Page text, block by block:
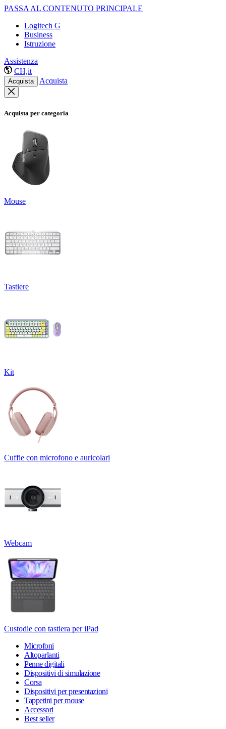
PASSA AL CONTENUTO PRINCIPALE
Logitech G
Business
Istruzione
Assistenza
CH,it
Acquista Acquista
Acquista per categoria
Mouse
Tastiere
Kit
Cuffie con microfono e auricolari
Webcam
Custodie con tastiera per iPad
Microfoni
Altoparlanti
Penne digitali
Dispositivi di simulazione
Corsa
Dispositivi per presentazioni
Tappetini per mouse
Accessori
Best seller